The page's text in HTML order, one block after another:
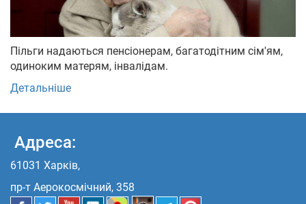
Пільги надаються пенсіонерам, багатодітним сім'ям,
одиноким матерям, інвалідам.
Детальніше
Адреса:
61031 Харків,
пр-т Аерокосмічний, 358